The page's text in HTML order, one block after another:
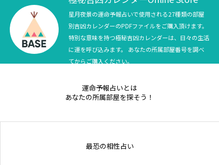
星月夜景の運命予報占いで使用される27種類の部屋
別吉凶カレンダーのPDFファイルをご購入頂けます。
特別な意味を持つ極秘吉凶カレンダーは、日々の生活
に運を呼び込みます。 あなたの所属部屋番号を調べ
てからご購入ください。
運命予報占いとは
あなたの所属部屋を探そう！
最恐の相性占い